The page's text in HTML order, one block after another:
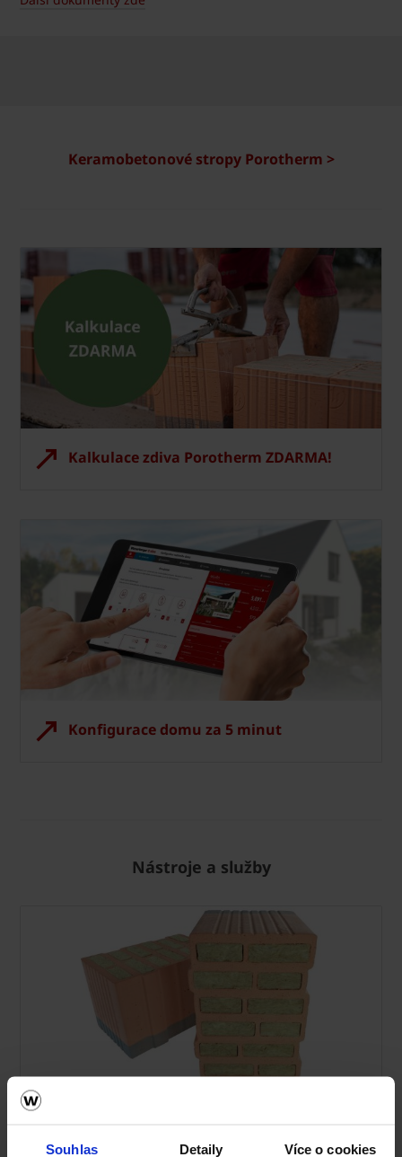
Souhlas Detaily Více o cookies
Keramobetonové stropy Porotherm >
Kalkulace zdiva Porotherm ZDARMA!
Konfigurace domu za 5 minut
Nástroje a služby
Zdivo Porotherm
Ceník Porotherm